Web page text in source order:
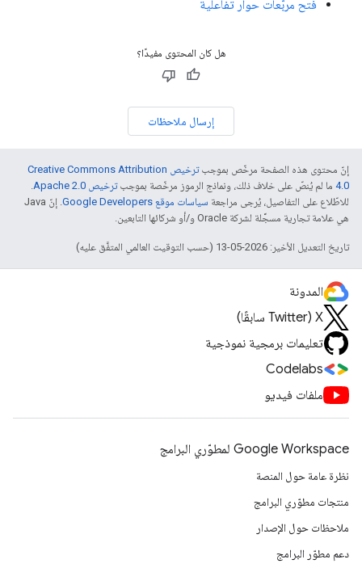
فتح مربّعات حوار تفاعلية
هل كان المحتوى مفيدًا؟
إرسال ملاحظات
إنّ محتوى هذه الصفحة مرخّص بموجب
ترخيص Creative Commons Attribution
4.0‏ ما لم يُنصّ على خلاف ذلك، ونماذج الرموز مرخّصة بموجبترخيص Apache 2.0‏
.
للاطّلاع على التفاصيل، يُرجى مراجعة سياسات موقع Google Developers‏
. إنّ Java
هي علامة تجارية مسجَّلة لشركة Oracle و/أو شركائها التابعين.
تاريخ التعديل الأخير: 2026-05-13 (حسب التوقيت العالمي المتفَّق عليه)
المدونة
‫X ‏(Twitter سابقًا)
تعليمات برمجية نموذجية
Codelabs
ملفات فيديو
Google Workspace لمطوّري البرامج
نظرة عامة حول المنصة
منتجات مطوّري البرامج
ملاحظات حول الإصدار
دعم مطوّر البرامج